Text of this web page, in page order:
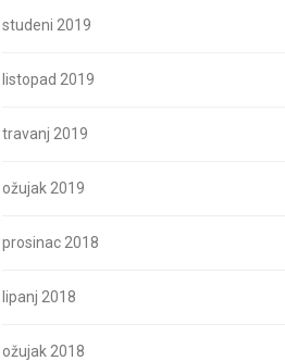
studeni 2019
listopad 2019
travanj 2019
ožujak 2019
prosinac 2018
lipanj 2018
ožujak 2018